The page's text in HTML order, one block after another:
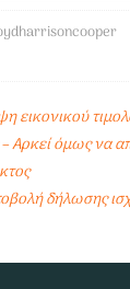
Αρκεί όμως να
δήλωσης